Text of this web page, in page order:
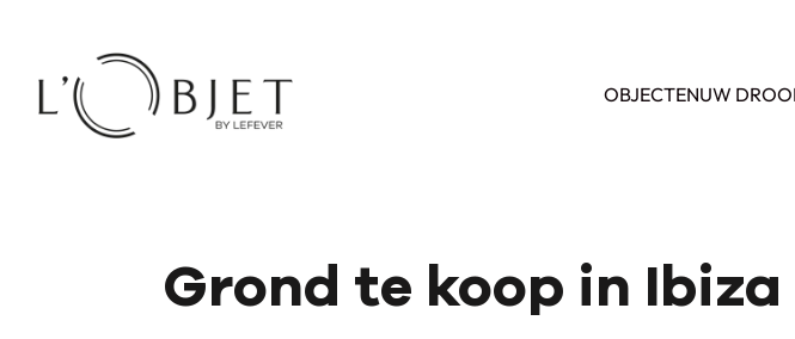
OBJECTENUW
Grond te koop in